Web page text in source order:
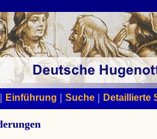
Einführung | Suche| Detaillierte